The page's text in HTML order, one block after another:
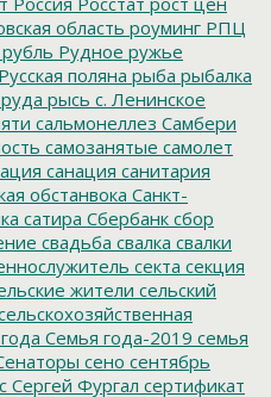
область роуминг РПЦ
рубль Рудное ружье
Русская поляна рыба рыбалка
рысь с. Ленинское
сальмонеллез Самбери
самозанятые самолет
санация санитария
обстанвока Санкт-
сатира Сбербанк сбор
свадьба свалка свалки
секта секция
жители сельский
Семья года-2019 семья
сено сентябрь
Сергей Фургал сертификат